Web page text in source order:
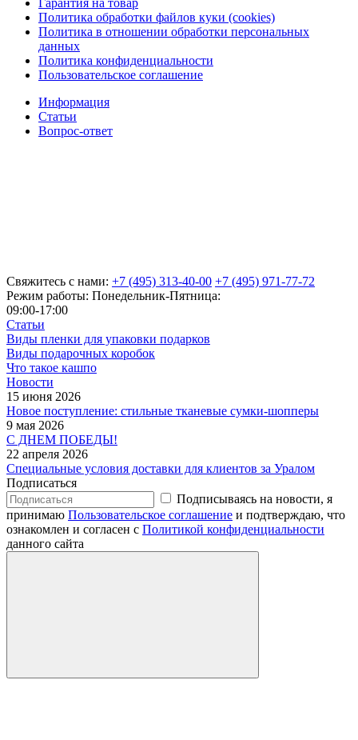
Политика обработки файлов куки (cookies)
Политика в отношении обработки персональных
данных
Политика конфиденциальности
Пользовательское соглашение
Информация
Статьи
Вопрос-ответ
Свяжитесь с нами: +7 (495) 313-40-00 +7 (495) 971-77-72
Режим работы: Понедельник-Пятница:
09:00-17:00
Статьи
Виды пленки для упаковки подарков
Виды подарочных коробок
Что такое кашпо
Новости
15 июня 2026
Новое поступление: стильные тканевые сумки-шопперы
9 мая 2026
С ДНЕМ ПОБЕДЫ!
22 апреля 2026
Специальные условия доставки для клиентов за Уралом
Подписаться
Подписываясь на новости, я
принимаю Пользовательское соглашение и подтверждаю, что
ознакомлен и согласен с Политикой конфиденциальности
данного сайта